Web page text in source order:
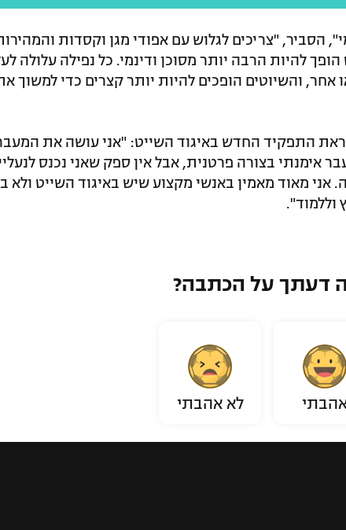
הסביר, "צריכים לגלוש עם אפודי מגן וקסדות
קמ"ש. הספורט הופך להיות הרבה יותר מסוכן ודינמי. כל נפילה עלולה
והשיוטים הופכים להיות יותר קצרים כדי למשוך
התפקיד החדש באיגוד השייט: "אני עושה את
אימנתי בצורה פרטנית, אבל אין ספק שאני נכנס
אני מאוד מאמין באנשי מקצוע שיש באיגוד השייט ולא
וללמוד".
דעתך על הכתבה?
לא אהבתי